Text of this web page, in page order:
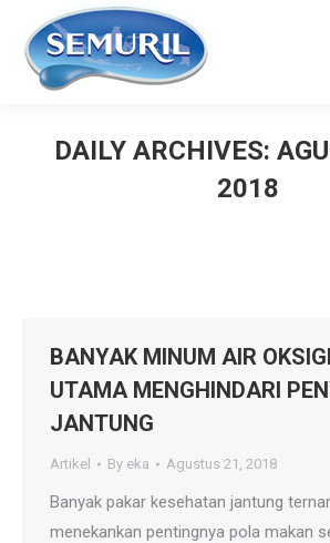
DAILY ARCHIVES:
2018
BANYAK MINUM AIR
UTAMA MENGHINDARI
JANTUNG
Artikel By eka Agustus 21, 2018
Banyak pakar kesehatan jantung
menekankan pentingnya pola makan